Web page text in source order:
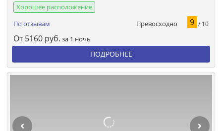
Хорошее расположение
По отзывам
Превосходно 9 / 10
От 5160 руб. за 1 ночь
ПОДРОБНЕЕ